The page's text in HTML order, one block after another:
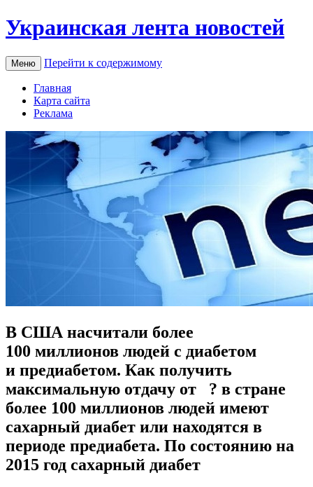
Украинская лента новостей
Меню Перейти к содержимому
Главная
Карта сайта
Реклама
В США насчитали более
100 миллионов людей с диабетом
и предиабетом. Как получить
максимальную отдачу от ? в стране
более 100 миллионов людей имеют
сахарный диабет или находятся в
периоде предиабета. По состоянию на
2015 год сахарный диабет